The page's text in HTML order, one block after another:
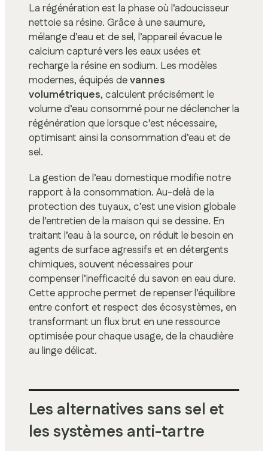
La régénération est la phase où l’adoucisseur
nettoie sa résine. Grâce à une saumure,
mélange d’eau et de sel, l’appareil évacue le
calcium capturé vers les eaux usées et
recharge la résine en sodium. Les modèles
modernes, équipés devannes
volumétriques, calculent précisément le
volume d’eau consommé pour ne déclencher la
régénération que lorsque c’est nécessaire,
optimisant ainsi la consommation d’eau et de
sel.
La gestion de l’eau domestique modifie notre
rapport à la consommation. Au-delà de la
protection des tuyaux, c’est une vision globale
de l’entretien de la maison qui se dessine. En
traitant l’eau à la source, on réduit le besoin en
agents de surface agressifs et en détergents
chimiques, souvent nécessaires pour
compenser l’inefficacité du savon en eau dure.
Cette approche permet de repenser l’équilibre
entre confort et respect des écosystèmes, en
transformant un flux brut en une ressource
optimisée pour chaque usage, de la chaudière
au linge délicat.
Les alternatives sans sel et
les systèmes anti-tartre